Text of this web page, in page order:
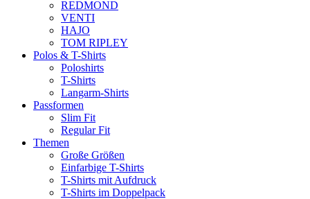
REDMOND
VENTI
HAJO
TOM RIPLEY
Polos & T-Shirts
Poloshirts
T-Shirts
Langarm-Shirts
Passformen
Slim Fit
Regular Fit
Themen
Große Größen
Einfarbige T-Shirts
T-Shirts mit Aufdruck
T-Shirts im Doppelpack